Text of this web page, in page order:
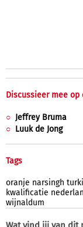
Discussieer mee op
Jeffrey Bruma
Luuk de Jong
Tags
oranje narsingh
kwalificatie
wijnaldum